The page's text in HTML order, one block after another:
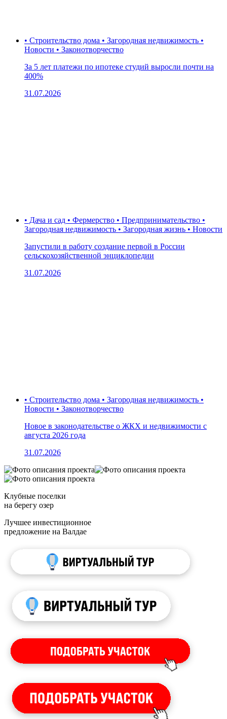
• Строительство дома • Загородная недвижимость •
Новости • Законотворчество
За 5 лет платежи по ипотеке студий выросли почти на
400%
31.07.2026
• Дача и сад • Фермерство • Предпринимательство •
Загородная недвижимость • Загородная жизнь • Новости
Запустили в работу создание первой в России
сельскохозяйственной энциклопедии
31.07.2026
• Строительство дома • Загородная недвижимость •
Новости • Законотворчество
Новое в законодательстве о ЖКХ и недвижимости с
августа 2026 года
31.07.2026
Клубные поселки
на берегу озер
Лучшее инвестиционное
предложение на Валдае